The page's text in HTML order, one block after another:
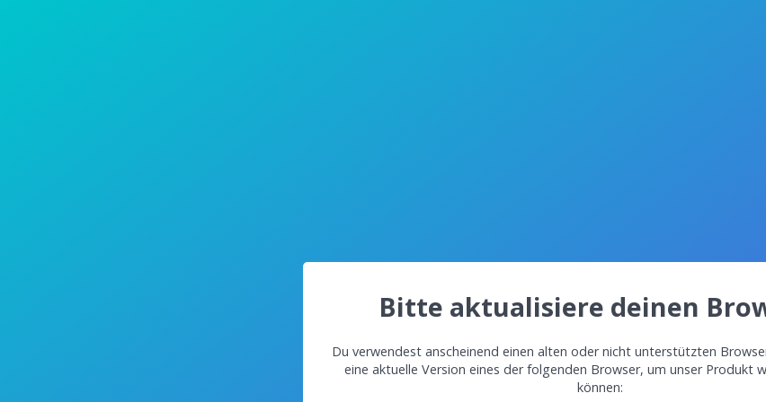
Bitte aktualisiere deinen
Du verwendest anscheinend einen alten oder nicht unterstützten
eine aktuelle Version eines der folgenden Browser, um unser Produkt
können: